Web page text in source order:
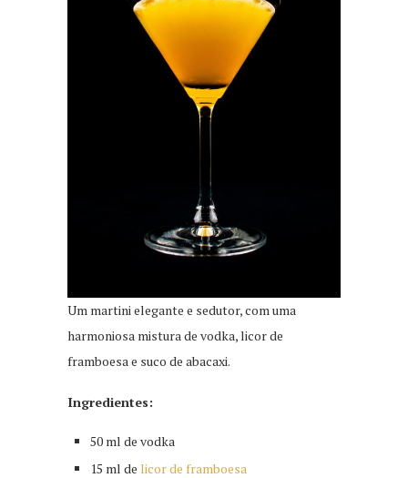
Um martini elegante e sedutor, com uma
harmoniosa mistura de vodka, licor de
framboesa e suco de abacaxi.
Ingredientes:
50 ml de vodka
15 ml de licor de framboesa